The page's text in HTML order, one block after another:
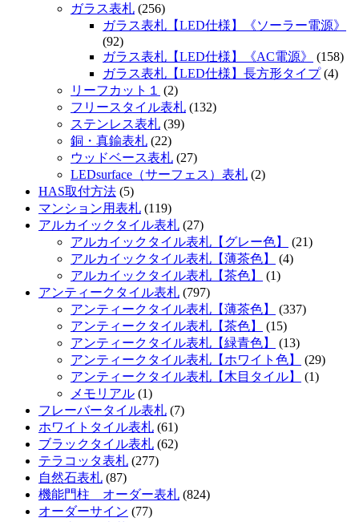
ガラス表札 (256)
ガラス表札【LED仕様】《ソーラー電源》
(92)
ガラス表札【LED仕様】《AC電源》
(158)
ガラス表札【LED仕様】長方形タイプ(4)
リーフカット１
(2)
フリースタイル表札 (132)
ステンレス表札 (39)
銅・真鍮表札 (22)
ウッドベース表札 (27)
LEDsurface（サーフェス）表札 (2)
HAS取付方法 (5)
マンション用表札 (119)
アルカイックタイル表札 (27)
アルカイックタイル表札【グレー色】
(21)
アルカイックタイル表札【薄茶色】
(4)
アルカイックタイル表札【茶色】
(1)
アンティークタイル表札 (797)
アンティークタイル表札【薄茶色】
(337)
アンティークタイル表札【茶色】
(15)
アンティークタイル表札【緑青色】
(13)
アンティークタイル表札【ホワイト色】
(29)
アンティークタイル表札【木目タイル】
(1)
メモリアル (1)
フレーバータイル表札 (7)
ホワイトタイル表札 (61)
ブラックタイル表札 (62)
テラコッタ表札 (277)
自然石表札 (87)
機能門柱 オーダー表札 (824)
オーダーサイン (77)